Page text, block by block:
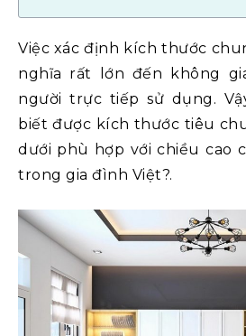
Việc xác định kích thước
nghĩa rất lớn đến không
người trực tiếp sử dụng.
biết được kích thước tiêu
dưới phù hợp với chiều cao
trong gia đình Việt?.